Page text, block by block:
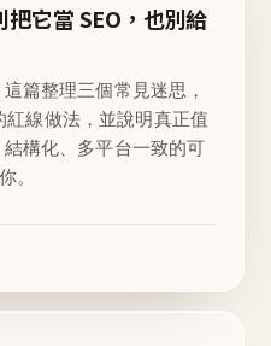
它當 SEO，也別給
篇整理三個常見迷思，
線做法，並說明真正值
構化、多平台一致的可
。